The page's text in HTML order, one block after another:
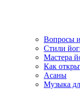
Вопросы
Стили
Мастера
Как
Асаны
Музыка